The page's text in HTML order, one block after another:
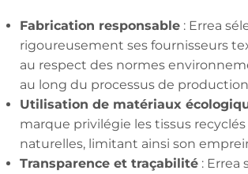
Fabrication responsable : Errea
rigoureusement ses fournisseurs
au respect des normes
au long du processus de
Utilisation de matériaux
marque privilégie les tissus
naturelles, limitant ainsi son
Transparence et traçabilité : Errea